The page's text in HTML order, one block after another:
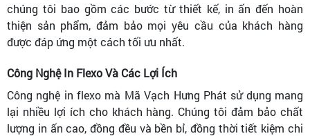
chúng tôi bao gồm các bước từ thiết kế, in ấn đến hoàn
thiện sản phẩm, đảm bảo mọi yêu cầu của khách hàng
được đáp ứng một cách tối ưu nhất.
Công Nghệ In Flexo Và Các Lợi Ích
Công nghệ in flexo mà Mã Vạch Hưng Phát sử dụng mang
lại nhiều lợi ích cho khách hàng. Chúng tôi đảm bảo chất
lượng in ấn cao, đồng đều và bền bỉ, đồng thời tiết kiệm chi